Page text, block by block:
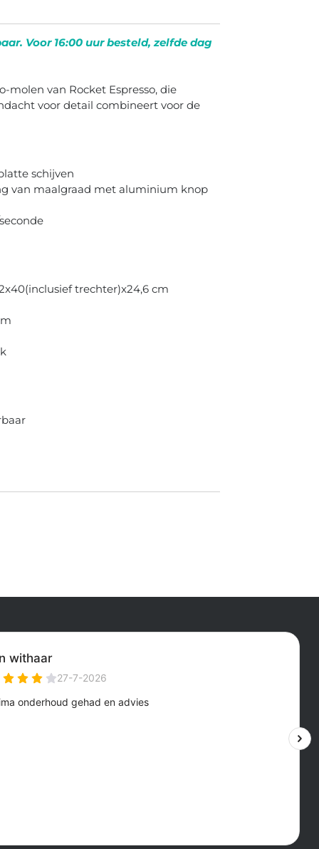
Voor 16:00 uur besteld, zelfde dag
molen van Rocket Espresso, die
voor detail combineert voor de
schijven
van maalgraad met aluminium knop
inclusief trechter)x24,6 cm